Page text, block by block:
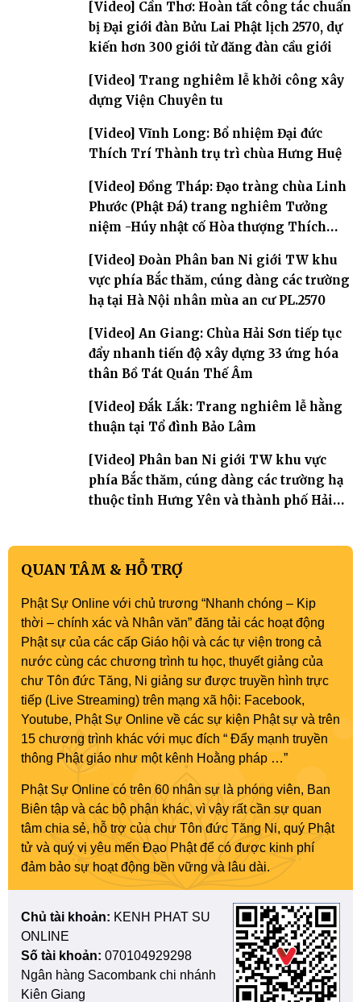
[Video] Cần Thơ: Hoàn tất công tác chuẩn
bị Đại giới đàn Bửu Lai Phật lịch 2570, dự
kiến hơn 300 giới tử đăng đàn cầu giới
[Video] Trang nghiêm lễ khởi công xây
dựng Viện Chuyên tu
[Video] Vĩnh Long: Bổ nhiệm Đại đức
Thích Trí Thành trụ trì chùa Hưng Huệ
[Video] Đồng Tháp: Đạo tràng chùa Linh
Phước (Phật Đá) trang nghiêm Tưởng
niệm -Húy nhật cố Hòa thượng Thích
[Video] Đoàn Phân ban Ni giới TW khu
vực phía Bắc thăm, cúng dàng các trường
hạ tại Hà Nội nhân mùa an cư PL.2570
[Video] An Giang: Chùa Hải Sơn tiếp tục
đẩy nhanh tiến độ xây dựng 33 ứng hóa
thân Bồ Tát Quán Thế Âm
[Video] Đắk Lắk: Trang nghiêm lễ hằng
thuận tại Tổ đình Bảo Lâm
[Video] Phân ban Ni giới TW khu vực
phía Bắc thăm, cúng dàng các trường hạ
thuộc tỉnh Hưng Yên và thành phố Hải
QUAN TÂM & HỖ TRỢ
Phật Sự Online với chủ trương “Nhanh chóng – Kịp
thời – chính xác và Nhân văn” đăng tải các hoạt động
Phật sự của các cấp Giáo hội và các tự viện trong cả
nước cùng các chương trình tu học, thuyết giảng của
chư Tôn đức Tăng, Ni giảng sư được truyền hình trực
tiếp (Live Streaming) trên mạng xã hội: Facebook,
Youtube, Phật Sự Online về các sự kiện Phật sự và trên
15 chương trình khác với mục đích “ Đẩy mạnh truyền
thông Phật giáo như một kênh Hoằng pháp …”
Phật Sự Online có trên 60 nhân sự là phóng viên, Ban
Biên tập và các bộ phận khác, vì vậy rất cần sự quan
tâm chia sẻ, hỗ trợ của chư Tôn đức Tăng Ni, quý Phật
tử và quý vị yêu mến Đạo Phật để có được kinh phí
đảm bảo sự hoạt động bền vững và lâu dài.
Chủ tài khoản: KENH PHAT SU
ONLINE
Số tài khoản: 070104929298
Ngân hàng Sacombank chi nhánh
Kiên Giang